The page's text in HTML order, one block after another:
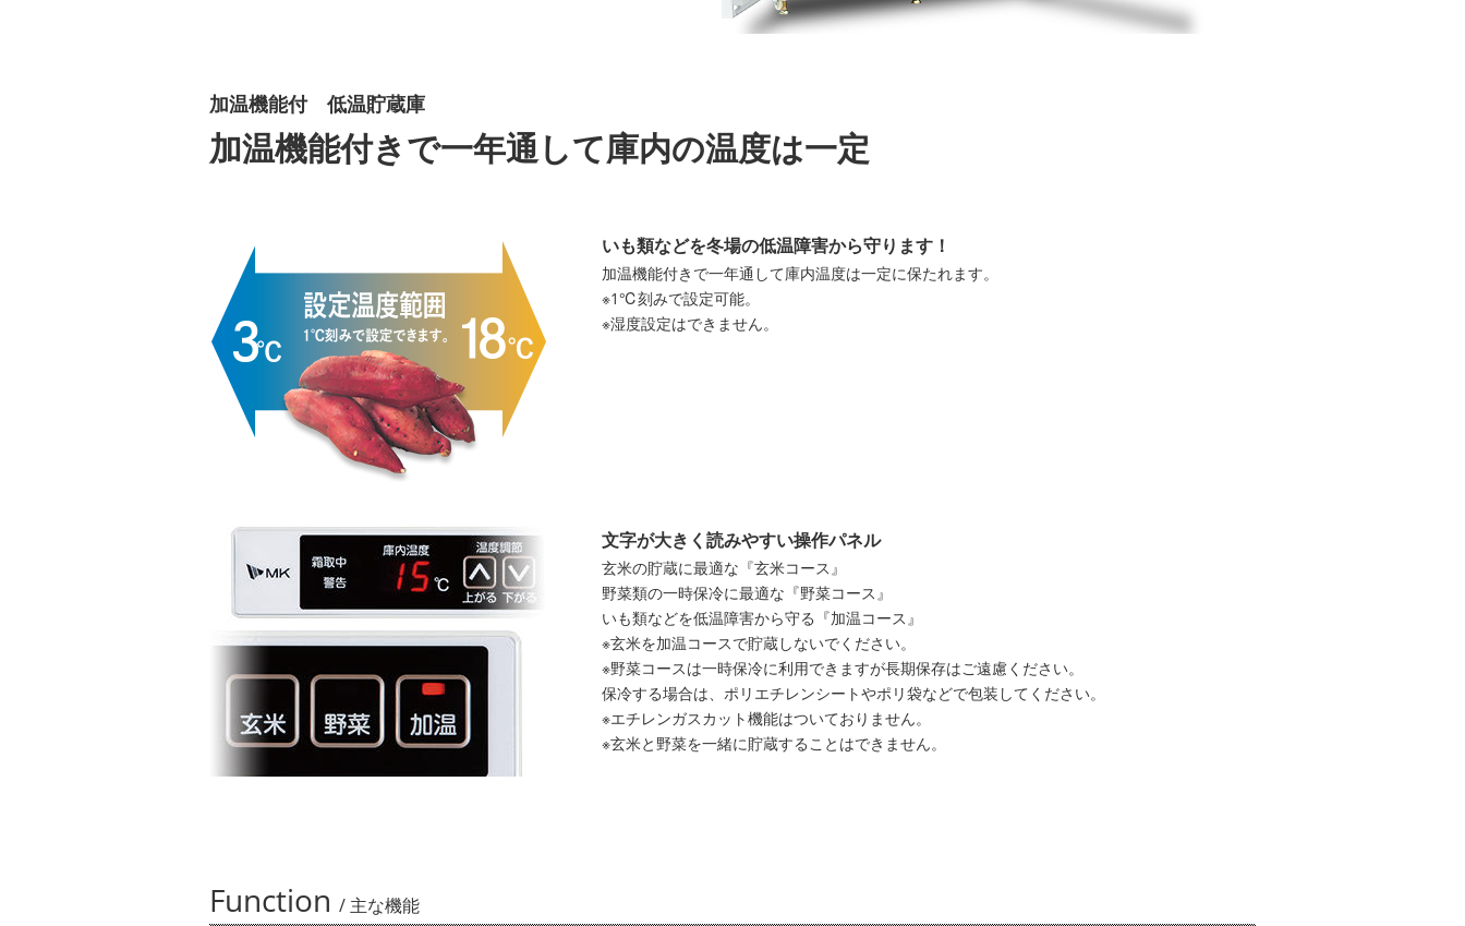
加温機能付 低温貯蔵庫
加温機能付きで一年通して庫内の温度は一定
いも類などを冬場の低温障害から守ります！
加温機能付きで一年通して庫内温度は一定に保たれます。
※1℃刻みで設定可能。
※湿度設定はできません。
文字が大きく読みやすい操作パネル
玄米の貯蔵に最適な『玄米コース』
野菜類の一時保冷に最適な『野菜コース』
いも類などを低温障害から守る『加温コース』
※玄米を加温コースで貯蔵しないでください。
※野菜コースは一時保冷に利用できますが長期保存はご遠慮ください。
保冷する場合は、ポリエチレンシートやポリ袋などで包装してください。
※エチレンガスカット機能はついておりません。
※玄米と野菜を一緒に貯蔵することはできません。
Function / 主な機能